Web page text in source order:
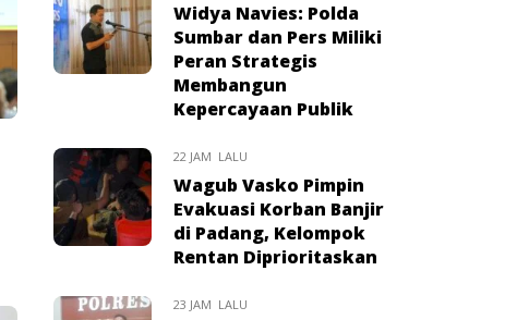
Widya Navies: Polda
Sumbar dan Pers Miliki
Peran Strategis
Membangun
Kepercayaan Publik
22 JAM LALU
Wagub Vasko Pimpin
Evakuasi Korban Banjir
di Padang, Kelompok
Rentan Diprioritaskan
23 JAM LALU